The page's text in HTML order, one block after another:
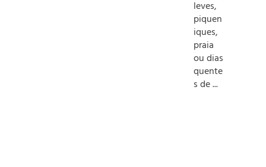
leves,
piquen
iques,
praia
ou dias
quente
s de ...